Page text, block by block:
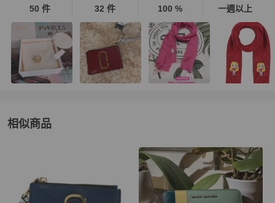
50 件 32 件 100 % 一週以上
相似商品
女士錢包 / 小皮件推薦精品